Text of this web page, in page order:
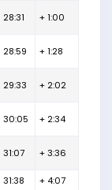
28:31 + 1:00
28:59 + 1:28
29:33 + 2:02
30:05 + 2:34
31:07 + 3:36
31:38 + 4:07